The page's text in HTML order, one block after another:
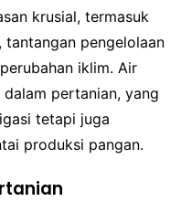
krusial, termasuk
pengelolaan
iklim. Air
pertanian, yang
tetapi juga
produksi pangan.